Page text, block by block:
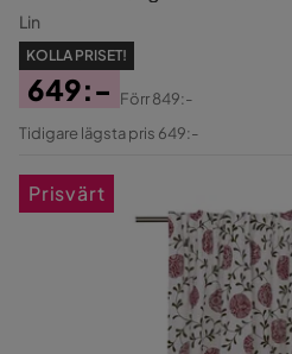
Lin
KOLLA PRISET!
Pris
649:-
Original
Förr849:-
Tidigare lägsta pris 649:-
Prisvärt